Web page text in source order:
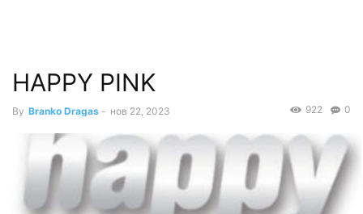
HAPPY PINK
By Branko Dragas - нов 22, 2023 0
922